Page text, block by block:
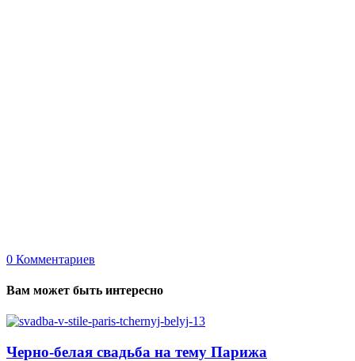
0 Комментариев
Вам может быть интересно
Черно-белая свадьба на тему Парижа